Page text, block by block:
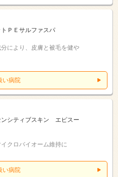
ＰＥサルファスパ
により、皮膚と被毛を健や
い病院
シティブスキン エピスー
クロバイオーム維持に
い病院